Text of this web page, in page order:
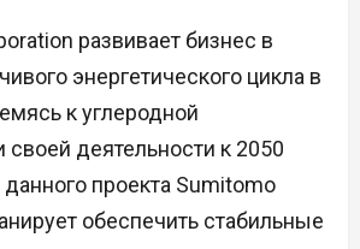
развивает бизнес в
энергетического цикла в
к углеродной
своей деятельности к 2050
данного проекта Sumitomo
обеспечить стабильные